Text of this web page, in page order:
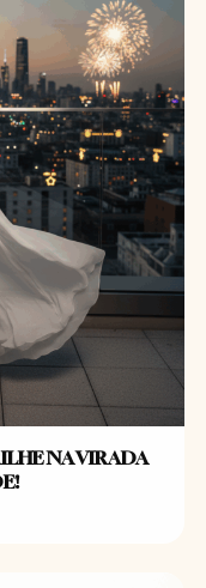
NA VIRADA